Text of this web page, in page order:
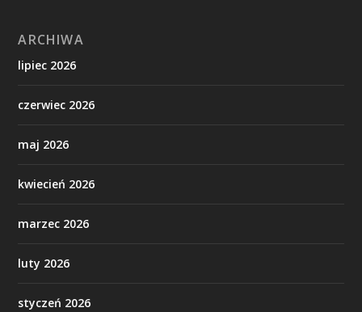
ARCHIWA
lipiec 2026
czerwiec 2026
maj 2026
kwiecień 2026
marzec 2026
luty 2026
styczeń 2026